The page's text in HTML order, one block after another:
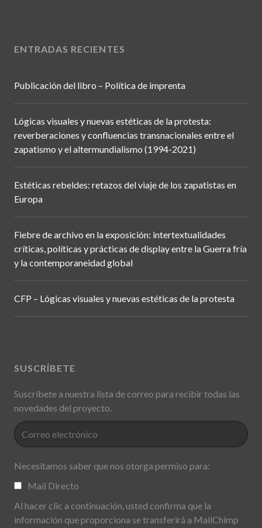
ENTRADAS RECIENTES
Publicación del libro – Política de imprenta
Lógicas visuales y nuevas estéticas de la protesta:
reverberaciones y confluencias transnacionales entre el
zapatismo y el altermundialismo (1994-2021)
Estéticas rebeldes: retazos del viaje de los zapatistas en
Europa
Fiebre de archivo en la exposición: intertextualidades
críticas, políticas y prácticas de display entre la Guerra fría
y la contemporaneidad global
CFP – Lógicas visuales y nuevas estéticas de la protesta
SUSCRÍBETE
Suscríbete a nuestra lista de correo para recibir todas las
novedades del proyecto.
Necesitamos saber que nos otorga permiso para:
Mail Directo
Al hacer clic a continuación, usted confirma que la
información que proporciona se transferirá a MailChimp